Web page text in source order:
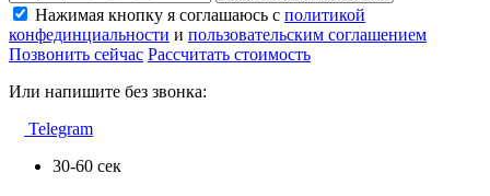
Нажимая кнопку я соглашаюсь с политикой
конфединциальности и пользовательским соглашением
Позвонить сейчас Рассчитать стоимость
Или напишите без звонка:
Telegram
30-60 сек